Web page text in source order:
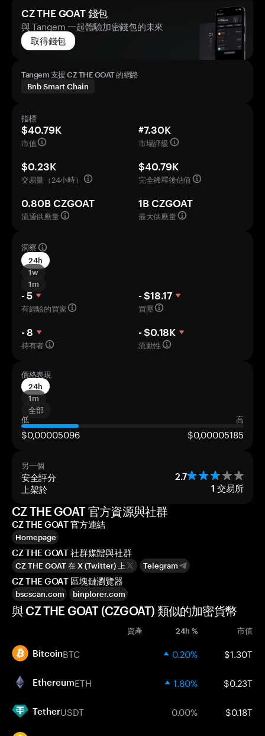
CZ THE GOAT 錢包
與 Tangem 一起體驗加密錢包的未來
取得錢包
Tangem 支援 CZ THE GOAT 的網路
Bnb Smart Chain
指標
$40.79K
市值
#7.30K
市場評級
$0.23K
交易量（24小時）
$40.79K
完全稀釋後估值
0.80B CZGOAT
流通供應量
1B CZGOAT
最大供應量
洞察
24h
1w
1m
- 5
有經驗的買家
- $18.17
買壓
- 8
持有者
- $0.18K
流動性
價格表現
24h
1m
全部
低
高
$0,00005096 $0,00005185
另一個
安全評分 2.7
上架於 1 交易所
CZ THE GOAT 官方資源與社群
CZ THE GOAT 官方連結
Homepage
CZ THE GOAT 社群媒體與社群
CZ THE GOAT 在 X (Twitter) 上 Telegram
CZ THE GOAT 區塊鏈瀏覽器
bscscan.com binplorer.com
與 CZ THE GOAT (CZGOAT) 類似的加密貨幣
資產 24h % 市值
BitcoinBTC 0.20% $1.30T
EthereumETH 1.80% $0.23T
TetherUSDT 0.00% $0.18T